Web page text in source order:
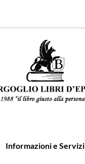
Informazioni e Servizi